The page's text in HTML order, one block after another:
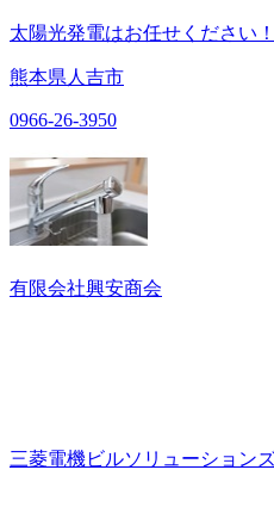
太陽光発電はお任せください！
熊本県人吉市
0966-26-3950
有限会社興安商会
三菱電機ビルソリューション